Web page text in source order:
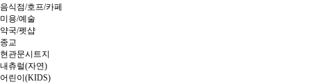
음식점/호프/카페
미용/예술
약국/펫샵
종교
현관문시트지
내츄럴(자연)
어린이(KIDS)